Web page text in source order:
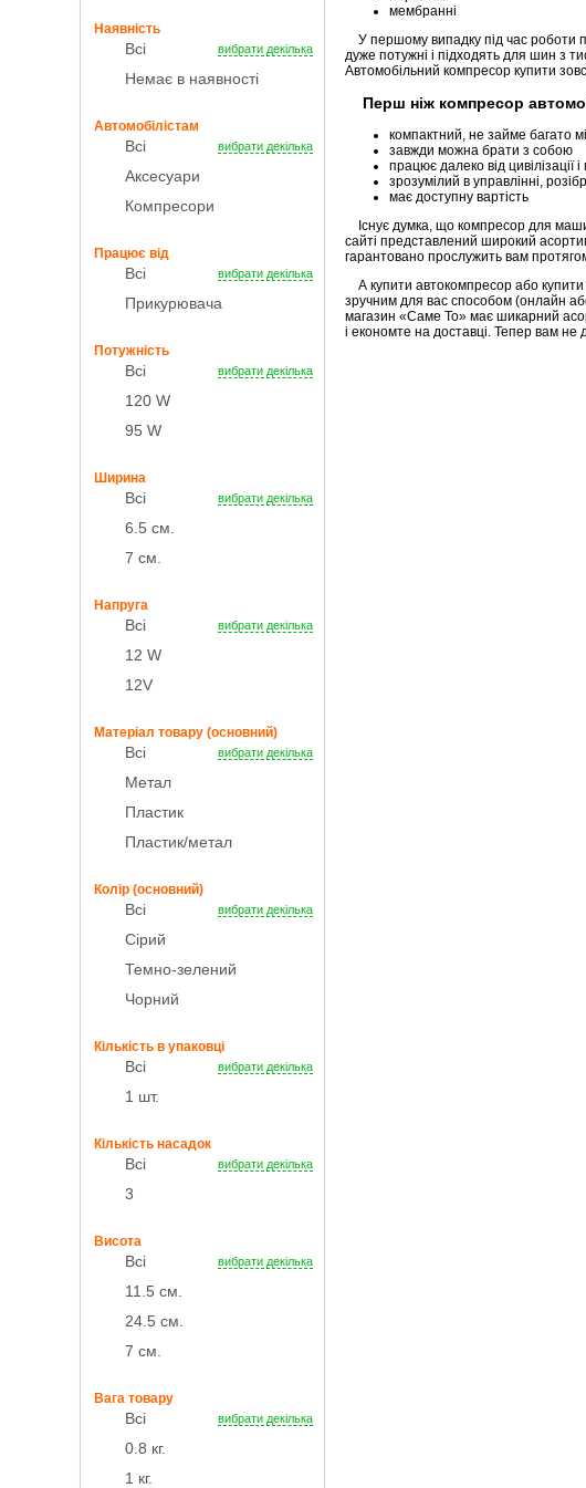
Наявність
Всі вибрати декілька
Немає в наявності
Автомобілістам
Всі вибрати декілька
Аксесуари
Компресори
Працює від
Всі вибрати декілька
Прикурювача
Потужність
Всі вибрати декілька
120 W
95 W
Ширина
Всі вибрати декілька
6.5 см.
7 см.
Напруга
Всі вибрати декілька
12 W
12V
Матеріал товару (основний)
Всі вибрати декілька
Метал
Пластик
Пластик/метал
Колір (основний)
Всі вибрати декілька
Сірий
Темно-зелений
Чорний
Кількість в упаковці
Всі вибрати декілька
1 шт.
Кiлькiсть насадок
Всі вибрати декілька
3
Висота
Всі вибрати декілька
11.5 см.
24.5 см.
7 см.
Вага товару
Всі вибрати декілька
0.8 кг.
1 кг.
мембранні
У першому випадку під час роботи
дуже потужні і підходять для шин з
Автомобільний компресор купити
Перш ніж компресор
компактний, не займе багато
завжди можна брати з собою
працює далеко від цивілізації і
зрозумілий в управлінні,
має доступну вартість
Існує думка, що компресор для
сайті представлений широкий
гарантовано прослужить вам
А купити автокомпресор або
зручним для вас способом (онлайн
магазин «Саме То» має шикарний
і економте на доставці. Тепер вам